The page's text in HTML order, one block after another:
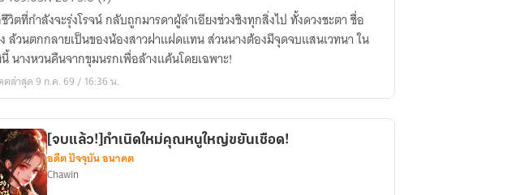
ว]พลิก
า
วิตที่กำลังจะรุ่งโรจน์ กลับถูกมารดาผู้ลำเอียงช่วงชิงทุกสิ่งไป ทั้งดวงชะตา ชื่อ
ล้วนตกกลายเป็นของน้องสาวฝาแฝดแทน ส่วนนางต้องมีจุดจบแสนเวทนา ใน
นางหวนคืนจากขุมนรกเพื่อล้างแค้นโดยเฉพาะ!
ตล่าสุด 9 ก.ค. 69 / 16:36 น.
[จบแล้ว!]กำเนิดใหม่คุณหนูใหญ่ขยันเชือด!
อดีต ปัจจุบัน อนาคต
Chawin